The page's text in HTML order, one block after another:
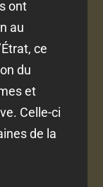
ont
au
ce
du
et
Celle-ci
de la